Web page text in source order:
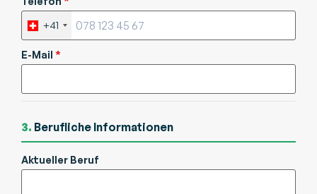
+41
E-Mail *
3. Berufliche Informationen
Aktueller Beruf